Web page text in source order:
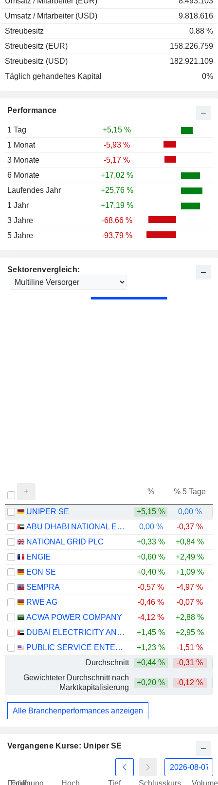
Performance
1 Tag
+5,15 %
1 Monat
-5,93 %
3 Monate
-5,17 %
6 Monate
+17,02 %
Laufendes Jahr
+25,76 %
1 Jahr
+17,19 %
3 Jahre
-68,66 %
5 Jahre
-93,79 %
Umsatz / Mitarbeiter (USD)
9.818.616
Streubesitz
0.88 %
Streubesitz (EUR)
158.226.759
Streubesitz (USD)
182.921.109
Täglich gehandeltes Kapital
0%
Sektorenvergleich:
% % 5 Tage
UNIPER SE +5,15 % 0,00 %
ABU DHABI NATIONAL ENERGY COMPANY
0,00 % -0,37 %
NATIONAL GRID PLC
+0,33 % +0,84 %
ENGIE
+0,60 % +2,49 %
EON SE
+0,40 % +1,09 %
SEMPRA
-0,57 % -4,97 %
RWE AG
-0,46 % -0,07 %
ACWA POWER COMPANY
-4,12 % +2,88 %
DUBAI ELECTRICITY AND WATER AUTHORITY
+1,45 % +2,95 %
PUBLIC SERVICE ENTERPRISE GROUP, INC.
+1,23 % -1,51 %
Durchschnitt
+0,44 % -0,31 %
Gewichteter Durchschnitt nach
Marktkapitalisierung
+0,20 % -0,12 %
Alle Branchenperformances anzeigen
Vergangene Kurse: Uniper SE